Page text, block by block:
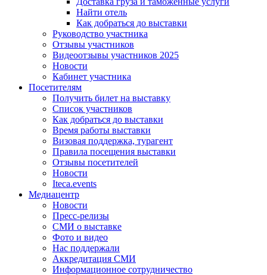
Найти отель
Как добраться до выставки
Руководство участника
Отзывы участников
Видеоотзывы участников 2025
Новости
Кабинет участника
Посетителям
Получить билет на выставку
Список участников
Как добраться до выставки
Время работы выставки
Визовая поддержка, турагент
Правила посещения выставки
Отзывы посетителей
Новости
Iteca.events
Медиацентр
Новости
Пресс-релизы
СМИ о выставке
Фото и видео
Нас поддержали
Аккредитация СМИ
Информационное сотрудничество